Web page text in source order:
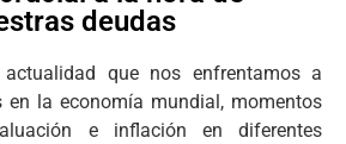
deudas
que nos enfrentamos a
en la economía mundial, momentos
e inflación en diferentes